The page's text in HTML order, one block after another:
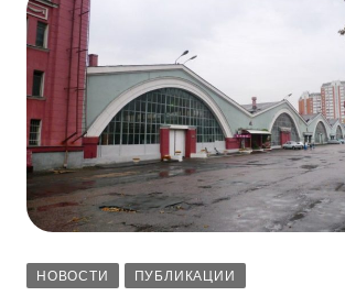
НОВОСТИ ПУБЛИКАЦИИ